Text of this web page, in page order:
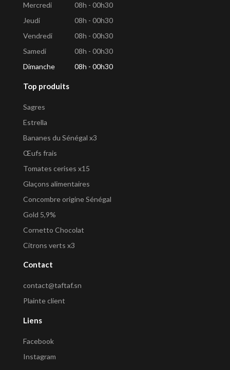
Mercredi
08h - 00h30
Jeudi
08h - 00h30
Vendredi
08h - 00h30
Samedi
08h - 00h30
Dimanche
08h - 00h30
Top produits
Sagres
Estrella
Bananes du Sénégal x3
Œufs frais
Tomates cerises x15
Glaçons alimentaires
Concombre origine Sénégal
Gold 5,9%
Cornetto Chocolat
Citrons verts x3
Contact
contact@taftaf.sn
Plainte client
Liens
Facebook
Instagram